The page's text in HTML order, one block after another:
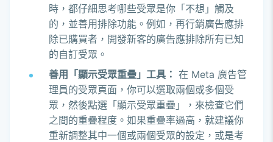
時，都仔細思考哪些受眾是你「不想」觸及
的，並善用排除功能。例如，再行銷廣告應排
除已購買者，開發新客的廣告應排除所有已知
的自訂受眾。
善用「顯示受眾重疊」工具： 在 Meta 廣告管
理員的受眾頁面，你可以選取兩個或多個受
眾，然後點選「顯示受眾重疊」，來檢查它們
之間的重疊程度。如果重疊率過高，就建議你
重新調整其中一個或兩個受眾的設定，或是考